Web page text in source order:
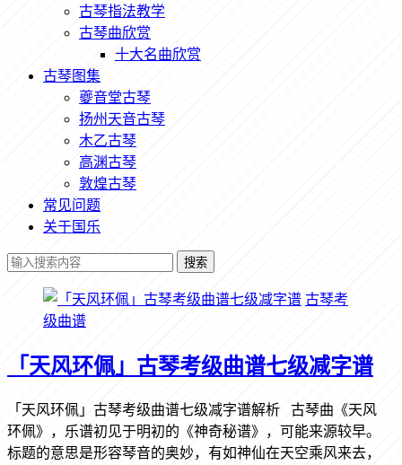
古琴指法教学
古琴曲欣赏
十大名曲欣赏
古琴图集
夔音堂古琴
扬州天音古琴
木乙古琴
高渊古琴
敦煌古琴
常见问题
关于国乐
搜索
古琴考
级曲谱
「天风环佩」古琴考级曲谱七级减字谱
「天风环佩」古琴考级曲谱七级减字谱解析 古琴曲《天风
环佩》，乐谱初见于明初的《神奇秘谱》，可能来源较早。
标题的意思是形容琴音的奥妙，有如神仙在天空乘风来去，